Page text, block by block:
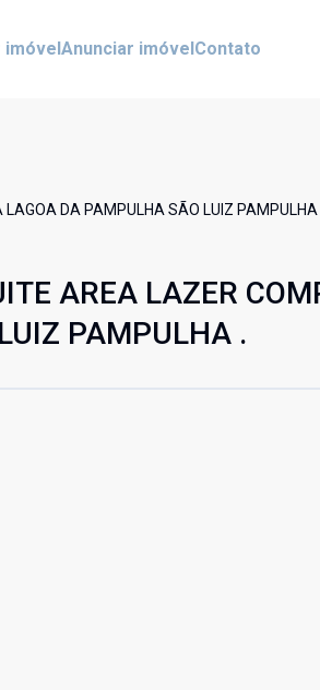
imóvelAnunciar imóvelContato
DA PAMPULHA SÃO LUIZ PAMPULHA
AREA LAZER
PAMPULHA .